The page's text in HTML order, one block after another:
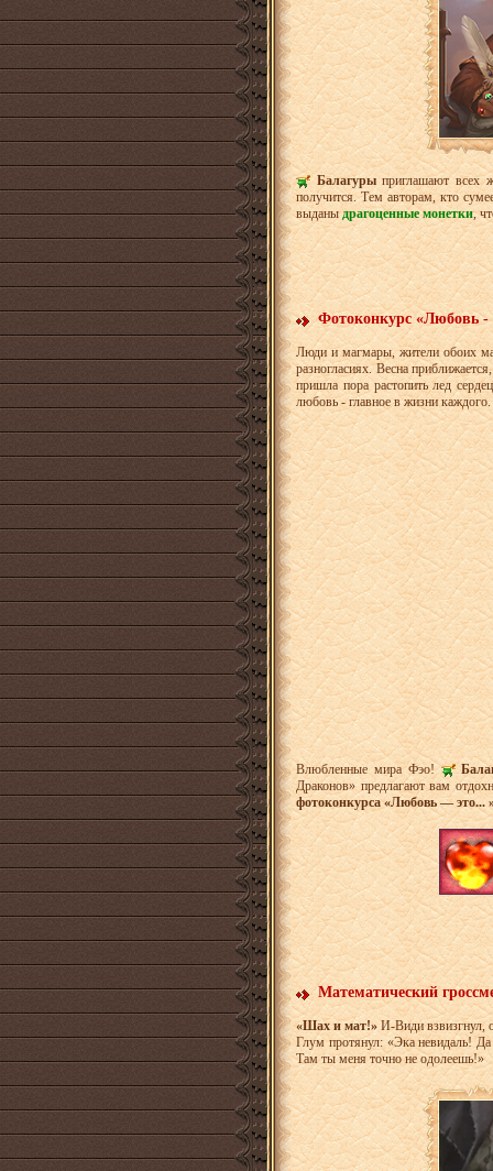
Балагурыприглашают всех
получится. Тем авторам, кто
выданыдрагоценные монетки,
Фотоконкурс «Любовь -
Люди и магмары, жители обоих
разногласиях. Весна
пришла пора растопить лед
любовь - главное в жизни каждого.
Влюбленные мира Фэо!
Драконов» предлагают вам
фотоконкурса «Любовь — это...
Математический
«Шах и мат!»И-Види взвизгнул,
Глум протянул: «Эка невидаль!
Там ты меня точно не одолеешь!»